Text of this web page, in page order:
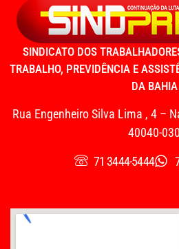
SINDICATO DOS
TRABALHO, PREVIDÊNCIA E
DA BAHIA
Rua Engenheiro Silva Lima , 4 –
40040-030
71 3444-5444